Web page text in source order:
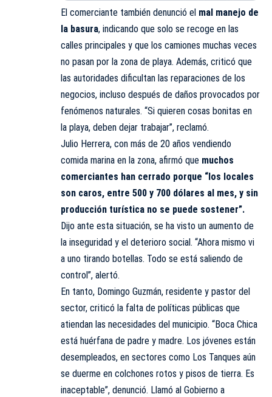
El comerciante también denunció el mal manejo de
la basura, indicando que solo se recoge en las
calles principales y que los camiones muchas veces
no pasan por la zona de playa. Además, criticó que
las autoridades dificultan las reparaciones de los
negocios, incluso después de daños provocados por
fenómenos naturales. “Si quieren cosas bonitas en
la playa, deben dejar trabajar”, reclamó.
Julio Herrera, con más de 20 años vendiendo
comida marina en la zona, afirmó que muchos
comerciantes han cerrado porque “los locales
son caros, entre 500 y 700 dólares al mes, y sin
producción turística no se puede sostener”.
Dijo ante esta situación, se ha visto un aumento de
la inseguridad y el deterioro social. “Ahora mismo vi
a uno tirando botellas. Todo se está saliendo de
control”, alertó.
En tanto, Domingo Guzmán, residente y pastor del
sector, criticó la falta de políticas públicas que
atiendan las necesidades del municipio. “Boca Chica
está huérfana de padre y madre. Los jóvenes están
desempleados, en sectores como Los Tanques aún
se duerme en colchones rotos y pisos de tierra. Es
inaceptable”, denunció. Llamó al Gobierno a